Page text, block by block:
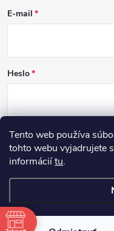
Tento web používa
tohto webu vyjadrujete
informáciítu.
E-mail
Heslo
PRIHLÁSIŤ SA